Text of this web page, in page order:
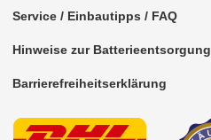
Service / Einbautipps / FAQ
Hinweise zur Batterieentsorgung
Barrierefreiheitserklärung